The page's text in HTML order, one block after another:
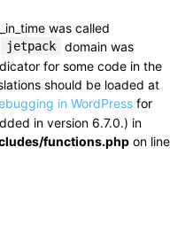
was called
jetpack
domain was
for some code in the
should be loaded at
in WordPress for
in version 6.7.0.) in
functions.php on line